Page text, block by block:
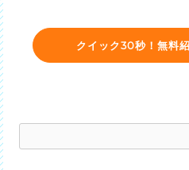
クイック30秒！無料